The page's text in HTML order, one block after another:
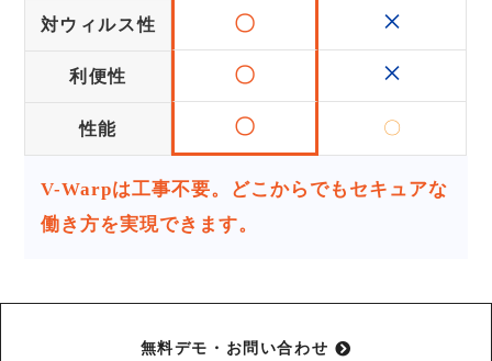
対ウィルス性 〇 ×
利便性 〇 ×
性能 〇 〇
V-Warpは工事不要。どこからでもセキュアな
働き方を実現できます。
無料デモ・お問い合わせ